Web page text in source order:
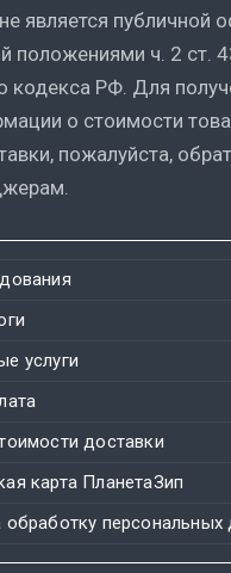
является публичной
положениями ч. 2 ст.
кодекса РФ. Для
о стоимости
пожалуйста,
услуги
доставки
карта ПланетаЗип
обработку персональных